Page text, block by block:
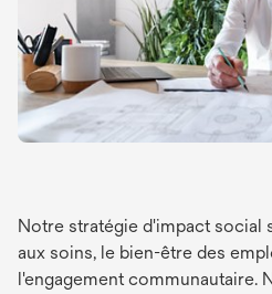
Notre stratégie d'impact social
aux soins, le bien-être des
l'engagement communautaire.